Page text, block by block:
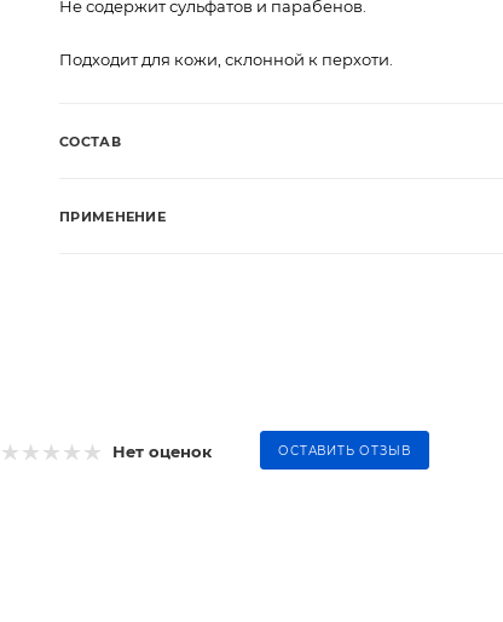
Не содержит сульфатов и парабенов.
Подходит для кожи, склонной к перхоти.
СОСТАВ
ПРИМЕНЕНИЕ
Нет оценок ОСТАВИТЬ ОТЗЫВ